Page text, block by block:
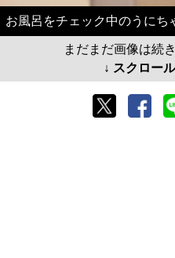
お風呂をチェック中のうにち
まだまだ画像は続
↓ スクロー